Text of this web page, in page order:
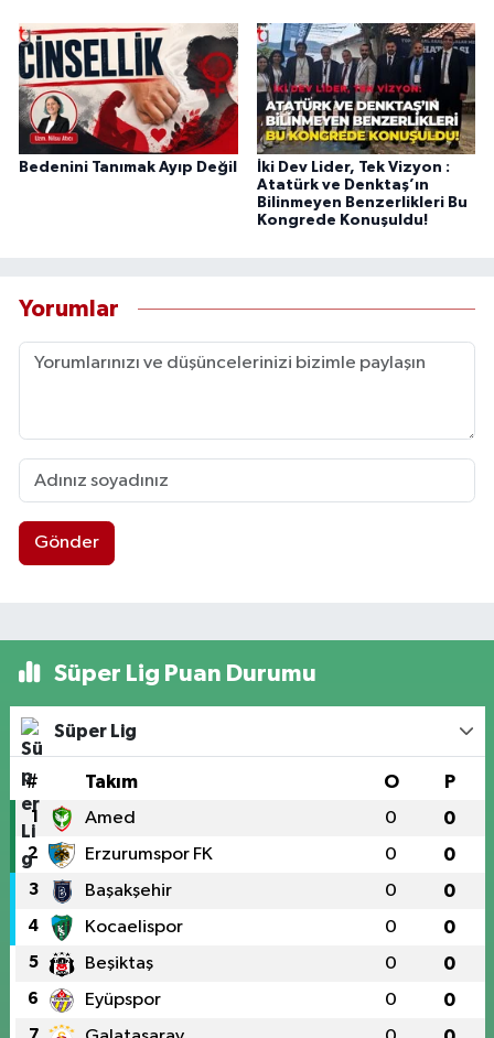
Bedenini Tanımak Ayıp Değil
İki Dev Lider, Tek Vizyon :
Atatürk ve Denktaş’ın
Bilinmeyen Benzerlikleri Bu
Kongrede Konuşuldu!
Yorumlar
Gönder
Süper Lig Puan Durumu
Süper Lig
# Takım O P
1 Amed 0 0
2 Erzurumspor FK 0 0
3 Başakşehir 0 0
4 Kocaelispor 0 0
5 Beşiktaş 0 0
6 Eyüpspor 0 0